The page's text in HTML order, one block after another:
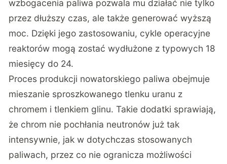
wzbogacenia paliwa pozwala mu działać nie tylko
przez dłuższy czas, ale także generować wyższą
moc. Dzięki jego zastosowaniu, cykle operacyjne
reaktorów mogą zostać wydłużone z typowych 18
miesięcy do 24.
Proces produkcji nowatorskiego paliwa obejmuje
mieszanie sproszkowanego tlenku uranu z
chromem i tlenkiem glinu. Takie dodatki sprawiają,
że chrom nie pochłania neutronów już tak
intensywnie, jak w dotychczas stosowanych
paliwach, przez co nie ogranicza możliwości